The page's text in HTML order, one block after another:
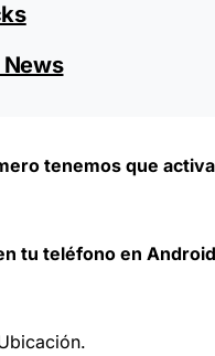
tenemos que
tu teléfono en